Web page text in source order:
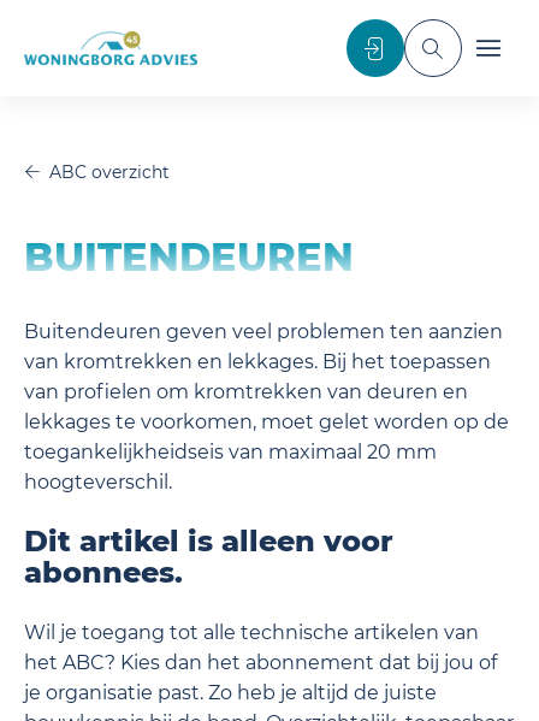
InloggenToggle
ABC overzicht
BUITENDEUREN
Buitendeuren geven veel problemen ten aanzien
van kromtrekken en lekkages. Bij het toepassen
van profielen om kromtrekken van deuren en
lekkages te voorkomen, moet gelet worden op de
toegankelijkheidseis van maximaal 20 mm
hoogteverschil.
Dit artikel is alleen voor
abonnees.
Wil je toegang tot alle technische artikelen van
het ABC? Kies dan het abonnement dat bij jou of
je organisatie past. Zo heb je altijd de juiste